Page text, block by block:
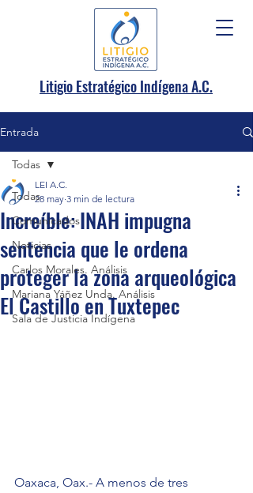
Litigio Estratégico Indígena A.C.
Entrada
Todas
Comunicados
Noticias
Carlos Morales. Análisis
Mariana Yáñez Unda. Análisis
Sala de Justicia Indígena
Todas
Increíble: INAH impugna
sentencia que le ordena
proteger la zona arqueológica
El Castillo en Tuxtepec
LEI A.C.
28 may 3 min de lectura
Oaxaca, Oax.- A menos de tres